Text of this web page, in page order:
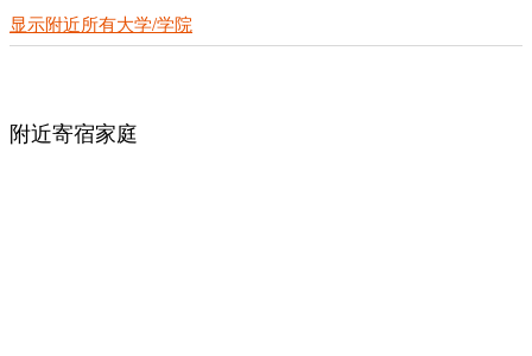
显示附近所有大学/学院
附近寄宿家庭